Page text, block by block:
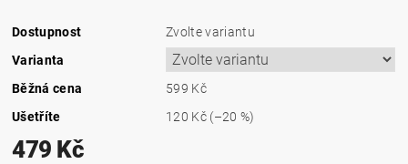
Dostupnost
Zvolte variantu
Varianta
Běžná cena
599 Kč
Ušetříte
120 Kč (–20 %)
479 Kč